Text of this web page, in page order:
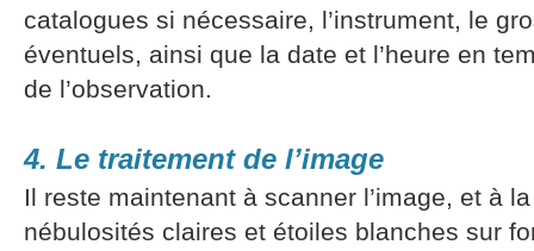
catalogues si nécessaire, l’instrument, le
éventuels, ainsi que la date et l’heure en
de l’observation.
4. Le traitement de l’image
Il reste maintenant à scanner l’image, et à
nébulosités claires et étoiles blanches sur